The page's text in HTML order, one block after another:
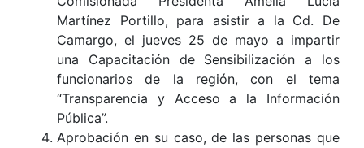
Martínez Portillo, para asistir a la Cd. De
Camargo, el jueves 25 de mayo a impartir
una Capacitación de Sensibilización a los
funcionarios de la región, con el tema
“Transparencia y Acceso a la Información
Pública”.
Aprobación en su caso, de las personas que